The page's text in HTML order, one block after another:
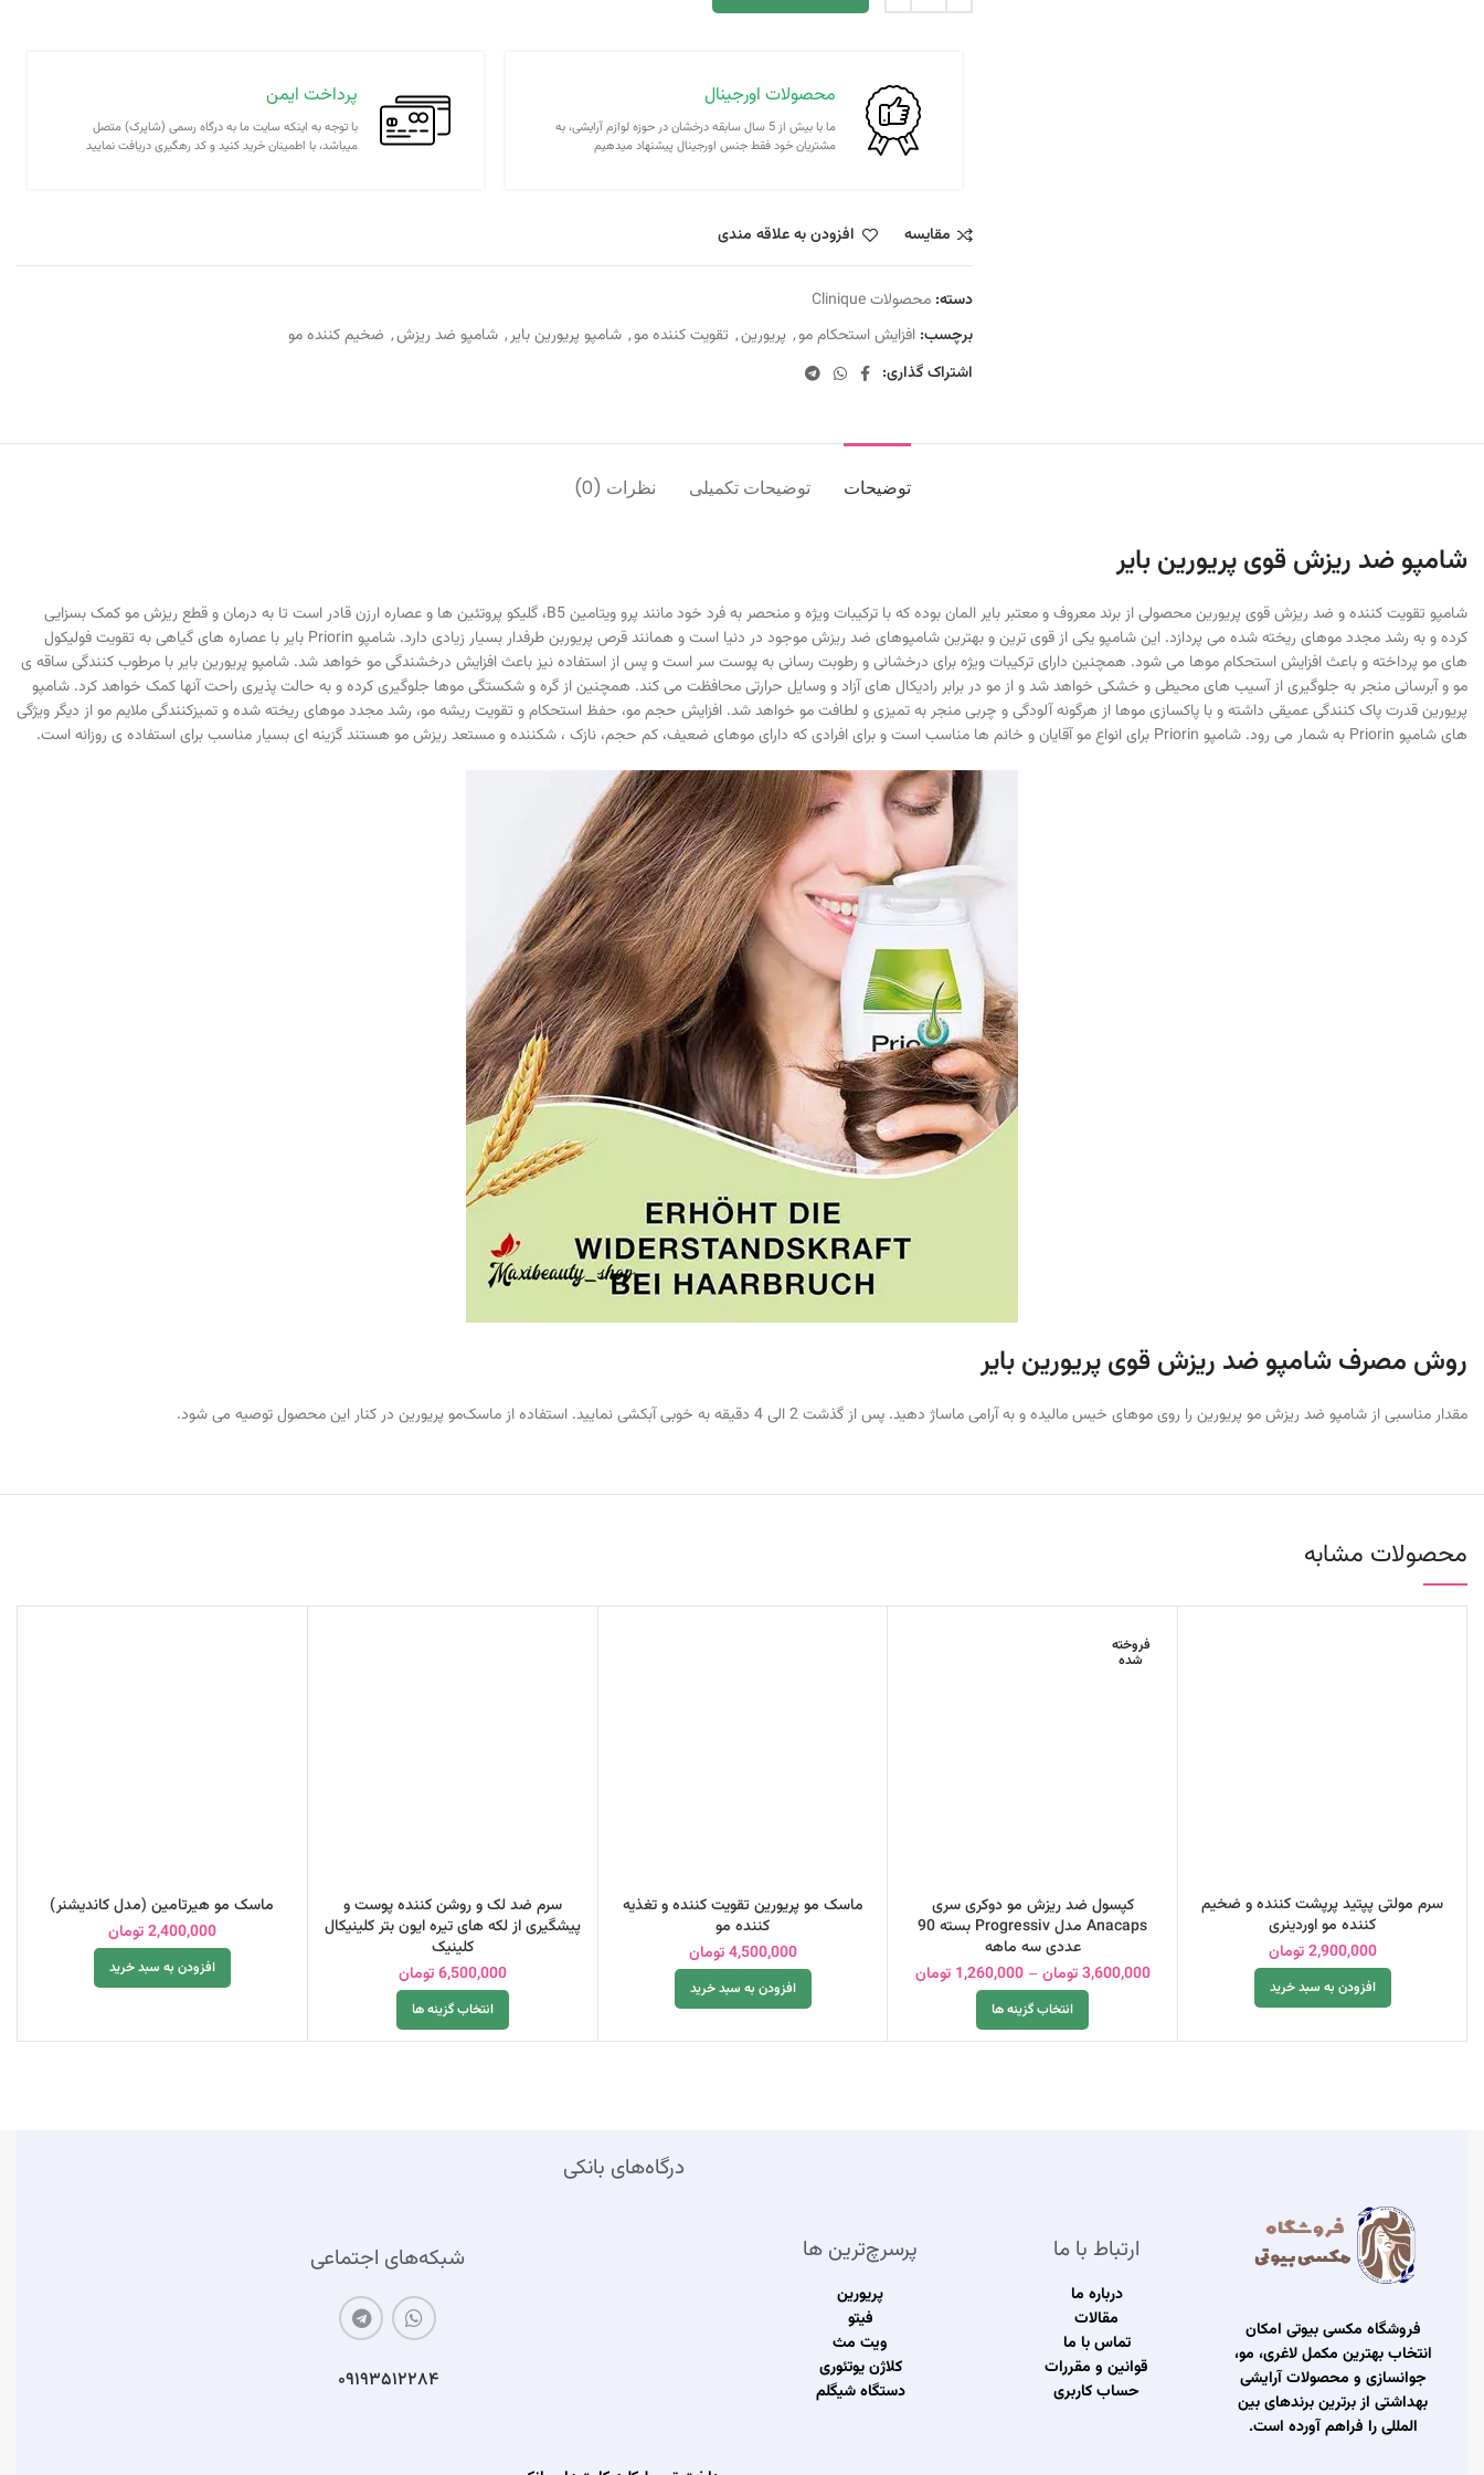
محصولات اورجینال
ما با بیش از 5 سال سابقه درخشان در حوزه لوازم آرایشی، به
مشتریان خود فقط جنس اورجینال پیشنهاد میدهیم
پرداخت ایمن
با توجه به اینکه سایت ما به درگاه رسمی (شاپرک) متصل
میباشد، با اطمینان خرید کنید و کد رهگیری دریافت نمایید
مقايسه افزودن به علاقه مندی
دسته: محصولات Clinique
برچسب: افزایش استحکام مو, پریورین, تقویت کننده مو, شامپو پریورین بایر, شامپو ضد ریزش, ضخیم کننده مو
اشتراک گذاری:
توضیحات توضیحات تکمیلی نظرات (0)
شامپو ضد ریزش قوی پریورین بایر
شامپو تقویت کننده و ضد ریزش قوی پریورین محصولی از برند معروف و معتبر بایر المان بوده که با ترکیبات ویژه و منحصر به فرد خود مانند پرو ویتامین B5، گلیکو پروتئین ها و عصاره ارزن قادر است تا به درمان و قطع ریزش مو کمک بسزایی
کرده و به رشد مجدد موهای ریخته شده می پردازد. این شامپو یکی از قوی ترین و بهترین شامپوهای ضد ریزش موجود در دنیا است و همانند قرص پریوربن طرفدار بسیار زیادی دارد. شامپو Priorin بایر با عصاره های گیاهی به تقویت فولیکول
های مو پرداخته و باعث افزایش استحکام موها می شود. همچنین دارای ترکیبات ویژه برای درخشانی و رطوبت رسانی به پوست سر است و پس از استفاده نیز باعث افزایش درخشندگی مو خواهد شد. شامپو پریورین بایر با مرطوب کنندگی ساقه ی
مو و آبرسانی منجر به جلوگیری از آسیب های محیطی و خشکی خواهد شد و از مو در برابر رادیکال های آزاد و وسایل حرارتی محافظت می کند. همچنین از گره و شکستگی موها جلوگیری کرده و به حالت پذیری راحت آنها کمک خواهد کرد. شامپو
پریورین قدرت پاک کنندگی عمیقی داشته و با پاکسازی موها از هرگونه آلودگی و چربی منجر به تمیزی و لطافت مو خواهد شد. افزایش حجم مو، حفظ استحکام و تقویت ریشه مو، رشد مجدد موهای ریخته شده و تمیزکنندگی ملایم مو از دیگر ویژگی
های شامپو Priorin به شمار می رود. شامپو Priorin برای انواع مو آقایان و خانم ها مناسب است و برای افرادی که دارای موهای ضعیف، کم حجم، نازک ، شکننده و مستعد ریزش مو هستند گزینه ای بسیار مناسب برای استفاده ی روزانه است.
روش مصرفشامپو ضد ریزش قوی پریورین بایر
مقدار مناسبی از شامپو ضد ریزش مو پریورین را روی موهای خیس مالیده و به آرامی ماساژ دهید. پس از گذشت 2 الی 4 دقیقه به خوبی آبکشی نمایید. استفاده از ماسک‌مو پریورین در کنار این محصول توصیه می شود.
محصولات مشابه
سرم مولتی پپتید پرپشت کننده و ضخیم
کننده مو اوردینری
2,900,000 تومان
افزودن به سبد خرید
فروخته
شده
کپسول ضد ریزش مو دوکری سری
Anacaps مدل Progressiv بسته 90
عددی سه ماهه
3,600,000تومان–
1,260,000 تومان
انتخاب گزینه ها
ماسک مو پریورین تقویت کننده و تغذیه
کننده مو
4,500,000 تومان
افزودن به سبد خرید
سرم ضد لک و روشن کننده پوست و
پیشگیری از لکه های تیره ایون بتر کلینیکال
کلینیک
6,500,000تومان
انتخاب گزینه ها
ماسک مو هیرتامین (مدل کاندیشنر)
2,400,000تومان
افزودن به سبد خرید
فروشگاه مکسی بیوتی امکان
انتخاب بهترین مکمل لاغری، مو،
جوانسازی و محصولات آرایشی
بهداشتی از برترین برندهای بین
المللی را فراهم آورده است.
ارتباط با ما
درباره ما
مقالات
تماس با ما
قوانین و مقررات
حساب کاربری
پرسرچ‌ترین ها
پریورین
فیتو
ویت مث
کلاژن یوتئوری
دستگاه شیگلم
درگاه‌های بانکی
شبکه‌های اجتماعی
۰۹۱۹۳۵۱۲۲۸۴